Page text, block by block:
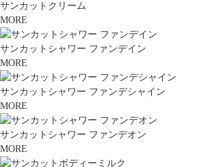
サンカットクリーム
MORE
サンカットシャワー ファンデイン
MORE
サンカットシャワー ファンデシャイン
MORE
サンカットシャワー ファンデオン
MORE